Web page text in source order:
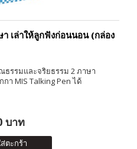
เล่าให้ลูกฟังก่อนนอน (กล่อง
รรมและจริยธรรม 2 ภาษา
า MIS Talking Pen ได้
บาท
ตะกร้า